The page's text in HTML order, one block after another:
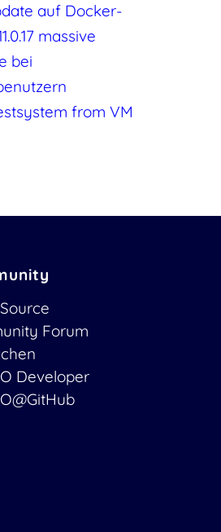
auf Docker-
massive
bei
from VM
Forum
Developer